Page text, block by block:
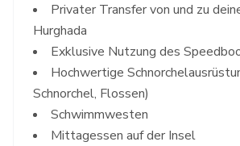
Privater Transfer von und zu
Hurghada
Exklusive Nutzung des
Hochwertige
Schnorchel, Flossen)
Schwimmwesten
Mittagessen auf der Insel